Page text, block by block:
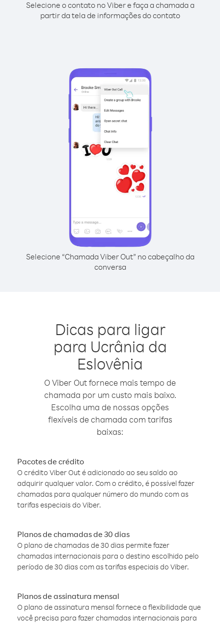
Selecione o contato no Viber e faça a chamada a
partir da tela de informações do contato
Selecione “Chamada Viber Out” no cabeçalho da
conversa
Dicas para ligar
para Ucrânia da
Eslovênia
O Viber Out fornece mais tempo de
chamada por um custo mais baixo.
Escolha uma de nossas opções
flexíveis de chamada com tarifas
baixas:
Pacotes de crédito
O crédito Viber Out é adicionado ao seu saldo ao
adquirir qualquer valor. Com o crédito, é possível fazer
chamadas para qualquer número do mundo com as
tarifas especiais do Viber.
Planos de chamadas de 30 dias
O plano de chamadas de 30 dias permite fazer
chamadas internacionais para o destino escolhido pelo
período de 30 dias com as tarifas especiais do Viber.
Planos de assinatura mensal
O plano de assinatura mensal fornece a flexibilidade que
você precisa para fazer chamadas internacionais para